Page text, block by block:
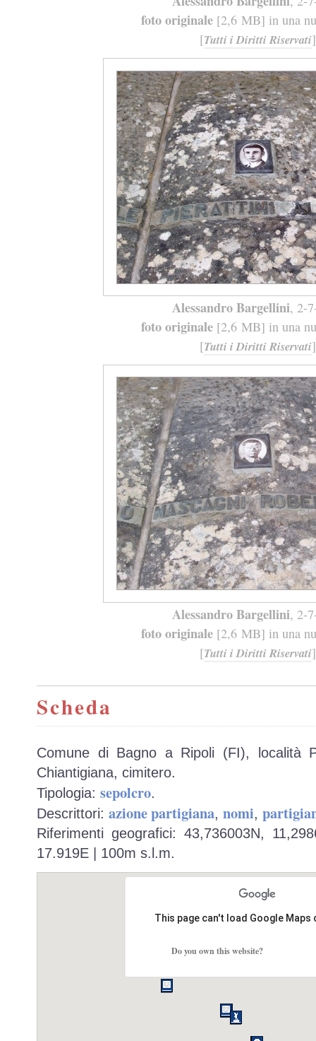
foto originale[2,6 MB] in una
[Tutti i Diritti Riservati]
Alessandro Bargellini, 2-
foto originale[2,6 MB] in una
[Tutti i Diritti Riservati]
Alessandro Bargellini, 2-
foto originale[2,6 MB] in una
[Tutti i Diritti Riservati]
Scheda
Comune di Bagno a Ripoli (FI), località
Chiantigiana, cimitero.
Tipologia: sepolcro.
Descrittori: azione partigiana, nomi,
Riferimenti geografici: 43,736003N,
17.919E | 100m s.l.m.
This page can't load Google
Do you own this website?